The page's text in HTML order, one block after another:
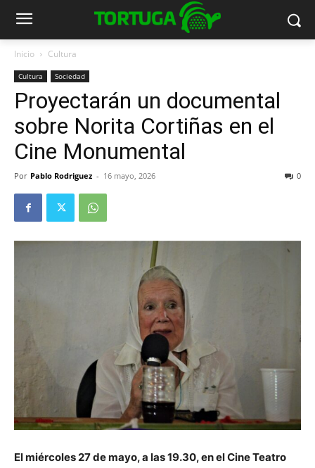
Inicio Cultura
Cultura Sociedad
Proyectarán un documental
sobre Norita Cortiñas en el
Cine Monumental
Por Pablo Rodriguez - 16 mayo, 2026 0
El miércoles 27 de mayo, a las 19.30, en el Cine Teatro